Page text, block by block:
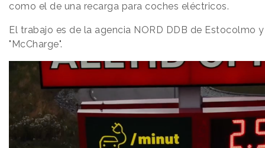
como el de una recarga para coches eléctricos.
El trabajo es de la agencia NORD DDB de Estocolmo
"McCharge".